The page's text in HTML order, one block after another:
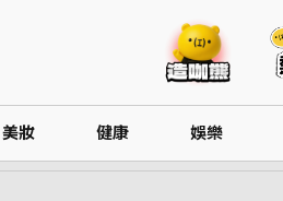
美妝 健康 娛樂